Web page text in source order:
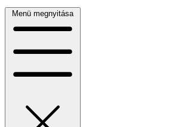
Menü megnyitása